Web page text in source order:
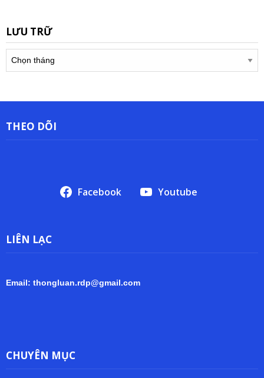
LƯU TRỮ
Lưu
trữ
THEO DÕI
Facebook Youtube
LIÊN LẠC
Email: thongluan.rdp@gmail.com
CHUYÊN MỤC